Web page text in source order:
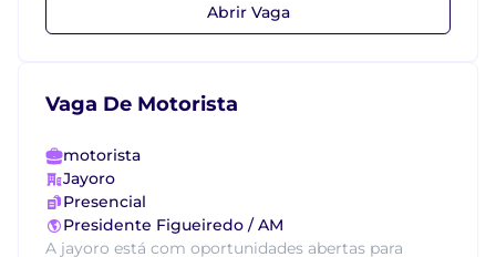
Abrir Vaga
Vaga De Motorista
motorista
Jayoro
Presencial
Presidente Figueiredo / AM
A jayoro está com oportunidades abertas para